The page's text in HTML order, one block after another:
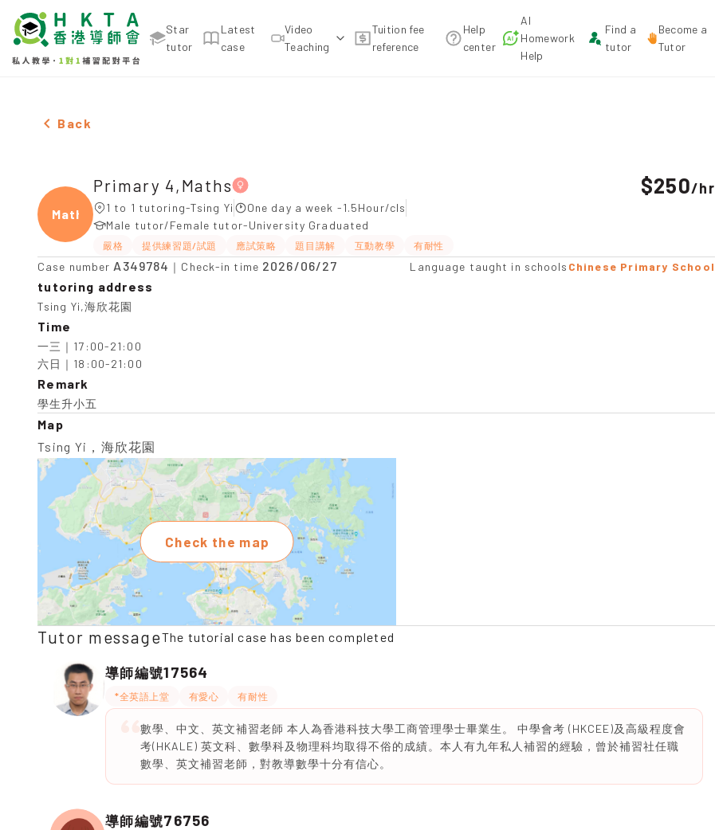
Star
tutor
Latest
case
Video
Teaching
Tuition fee
reference
Help
center
AI
Homework
Help
Find a
tutor
Become a
Tutor
Female Primary 4,Maths，Tsing Yi Tuition recommendation
Back
Maths
Primary 4,Maths
1 to 1 tutoring-Tsing Yi
One day a week -1.5Hour/cls
Male tutor/Female tutor-University Graduated
嚴格 提供練習題/試題 應試策略 題目講解 互動教學 有耐性
$250/hr
Case number A349784 ｜Check-in time 2026/06/27 Language taught in schools Chinese Primary School
tutoring address
Tsing Yi,海欣花園
Time
一三｜17:00-21:00
六日｜18:00-21:00
Remark
學生升小五
Map
Tsing Yi，海欣花園
Check the map
Tutor messageThe tutorial case has been completed
導師編號17564
*全英語上堂 有愛心 有耐性
數學、中文、英文補習老師 本人為香港科技大學工商管理學士畢業生。 中學會考 (HKCEE)及高級程度會
考(HKALE) 英文科、數學科及物理科均取得不俗的成績。本人有九年私人補習的經驗，曾於補習社任職
數學、英文補習老師，對教導數學十分有信心。
導師編號76756